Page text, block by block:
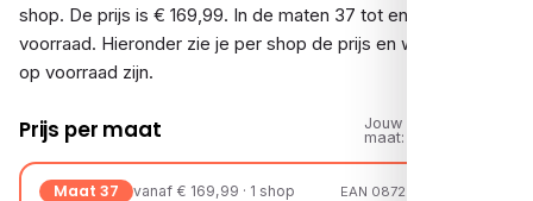
shop. De prijs is € 169,99. In de maten 37 tot en met 42 is er
voorraad. Hieronder zie je per shop de prijs en welke maten
op voorraad zijn.
Prijs per maat
Jouw
maat:
Maat 37 vanaf € 169,99 · 1 shop EAN 08720527669925